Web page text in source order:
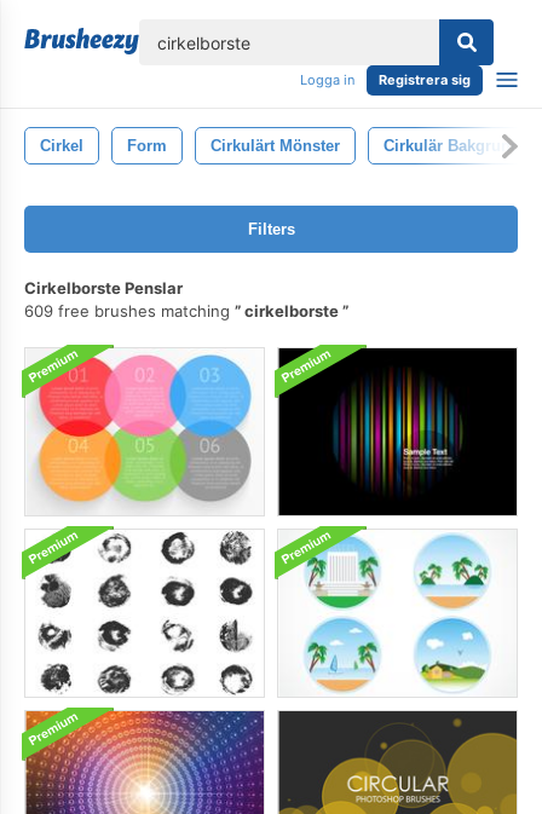
Logga in Registrera sig
Cirkel Form Cirkulärt Mönster Cirkulär Bakgrund
Filters
Cirkelborste Penslar
609 free brushes matching
cirkelborste